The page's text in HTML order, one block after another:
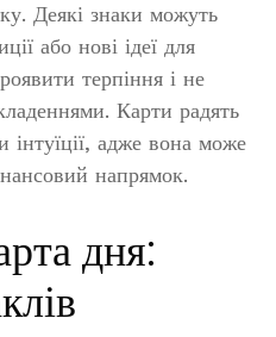
Деякі знаки можуть
або нові ідеї для
терпіння і не
Карти радять
інтуїції, адже вона може
напрямок.
дня: